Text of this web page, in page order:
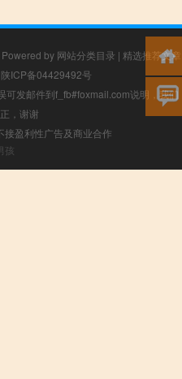
Powered by 网站分类目录 | 精选推荐文章
陕ICP备04429492号
可发邮件到f_fb#foxmail.com说明，我们
，谢谢
盈利性广告及商业合作
孩